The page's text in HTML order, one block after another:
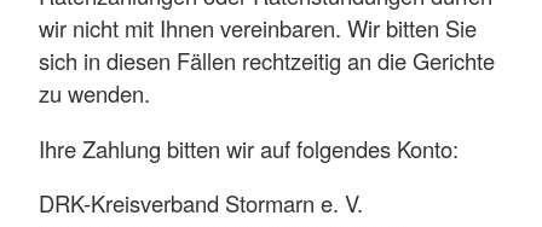
wir nicht mit Ihnen vereinbaren. Wir bitten Sie
sich in diesen Fällen rechtzeitig an die Gerichte
zu wenden.
Ihre Zahlung bitten wir auf folgendes Konto:
DRK-Kreisverband Stormarn e. V.